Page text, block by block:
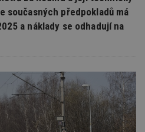
současných předpokladů má
a náklady se odhadují na